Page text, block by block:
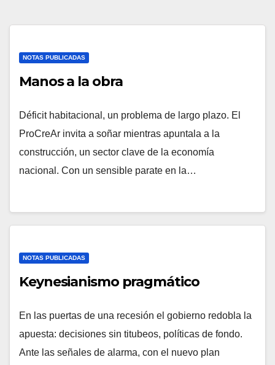
NOTAS PUBLICADAS
Manos a la obra
Déficit habitacional, un problema de largo plazo. El
ProCreAr invita a soñar mientras apuntala a la
construcción, un sector clave de la economía
nacional. Con un sensible parate en la…
NOTAS PUBLICADAS
Keynesianismo pragmático
En las puertas de una recesión el gobierno redobla la
apuesta: decisiones sin titubeos, políticas de fondo.
Ante las señales de alarma, con el nuevo plan